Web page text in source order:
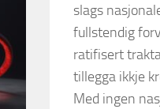
slags
fullstendig
ratifisert
tillegga ikkje
Med ingen